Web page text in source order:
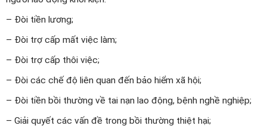
– Đòi tiền lương;
– Đòi trợ cấp mất việc làm;
– Đòi trợ cấp thôi việc;
– Đòi các chế độ liên quan đến bảo hiểm xã hội;
– Đòi tiền bồi thường về tai nạn lao động, bệnh nghề nghiệp;
– Giải quyết các vấn đề trong bồi thường thiệt hại;